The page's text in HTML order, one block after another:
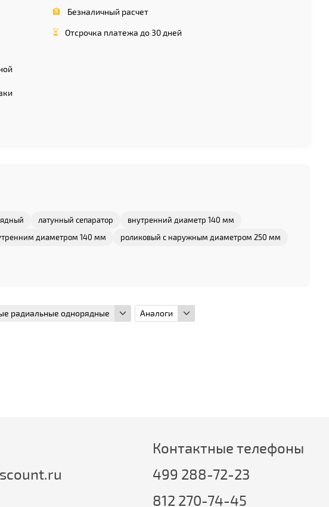
🏦 Безналичный расчет
⏳ Отсрочка платежа до 30 дней
латунный сепаратор
внутренний диаметр 140 мм
диаметром 140 мм
роликовый с наружным диаметром 250 мм
радиальные однорядные Аналоги
Контактные телефоны
499 288-72-23
812 270-74-45